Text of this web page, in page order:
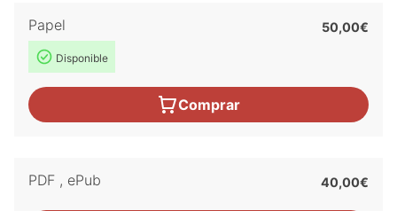
Papel
Disponible
50,00€
Comprar
PDF , ePub 40,00€